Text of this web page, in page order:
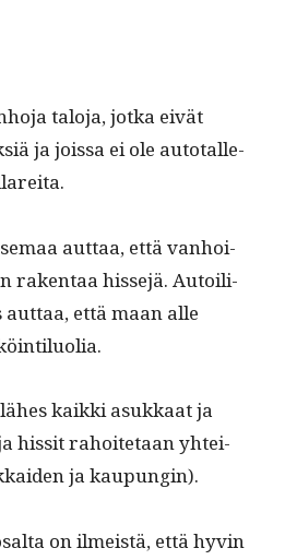
talo­ja, jot­ka eivät
ja jois­sa ei ole auto­talle­
aut­taa, että van­hoi­
rak­en­taa hisse­jä. Autoil­i­
aut­taa, että maan alle
kaik­ki asukkaat ja
hissit rahoite­taan yhtei­
ja kaupungin).
on ilmeistä, että hyvin